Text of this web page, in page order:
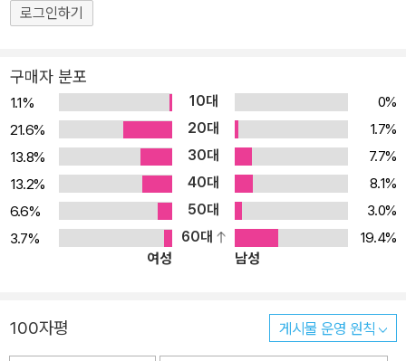
로그인하기
구매자 분포
1.1% 10대
0%
21.6%
20대
1.7%
13.8%
30대
7.7%
13.2%
40대
8.1%
6.6%
50대
3.0%
3.7%
60대
19.4%
여성
남성
100자평 게시물 운영 원칙